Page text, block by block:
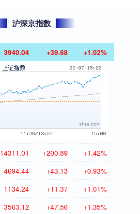
沪深京指数
3940.04 +39.68 +1.02%
14311.01 +200.89 +1.42%
4694.44 +43.13 +0.93%
1134.24 +11.37 +1.01%
3563.12 +47.56 +1.35%